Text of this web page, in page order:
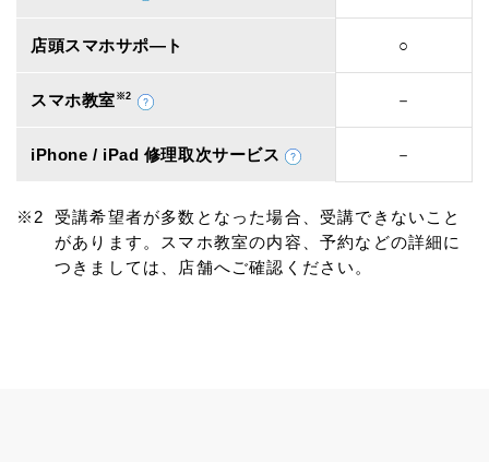
店頭スマホサポ―ト ○
スマホ教室 ※2 －
iPhone / iPad 修理取次サービス －
受講希望者が多数となった場合、受講できないこと
があります。スマホ教室の内容、予約などの詳細に
つきましては、店舗へご確認ください。